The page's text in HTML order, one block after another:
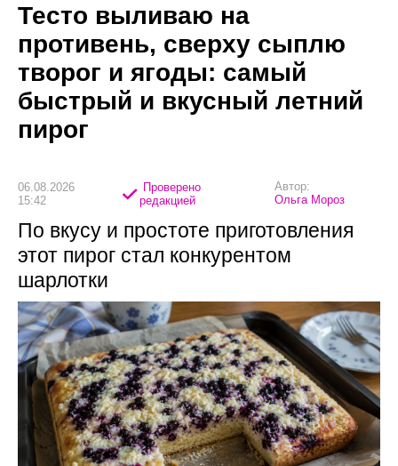
Тесто выливаю на
противень, сверху сыплю
творог и ягоды: самый
быстрый и вкусный летний
пирог
06.08.2026
15:42
Проверено
редакцией
Автор:
Ольга Мороз
По вкусу и простоте приготовления
этот пирог стал конкурентом
шарлотки